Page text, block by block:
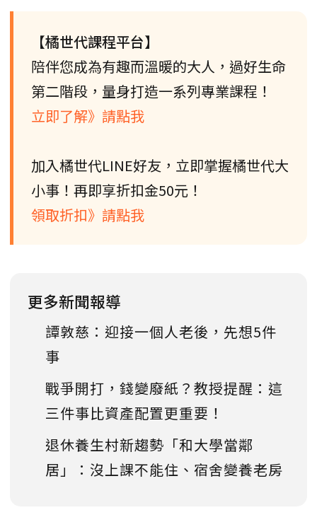
【橘世代課程平台】
陪伴您成為有趣而溫暖的大人，過好生命
第二階段，量身打造一系列專業課程！
立即了解》請點我
加入橘世代LINE好友，立即掌握橘世代大
小事！再即享折扣金50元！
領取折扣》請點我
更多新聞報導
譚敦慈：迎接一個人老後，先想5件
事
戰爭開打，錢變廢紙？教授提醒：這
三件事比資產配置更重要！
退休養生村新趨勢「和大學當鄰
居」：沒上課不能住、宿舍變養老房